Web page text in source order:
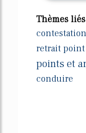
Thèmes
retrait
points et
conduire